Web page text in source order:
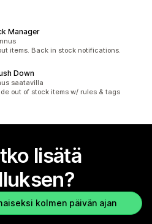
Manager
items. Back in stock notifications.
Down
saatavilla
out of stock items w/ rules & tags
lisätä
kolmen päivän ajan